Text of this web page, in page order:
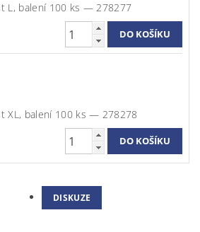
L, balení 100 ks — 278277
XL, balení 100 ks — 278278
DISKUZE